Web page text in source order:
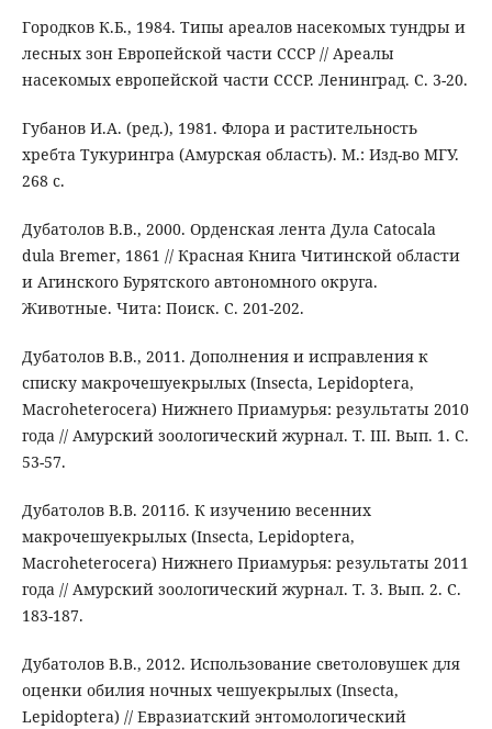
Городков К.Б., 1984. Типы ареалов насекомых тундры и
лесных зон Европейской части СССР // Ареалы
насекомых европейской части СССР. Ленинград. С. 3-20.
Губанов И.А. (ред.), 1981. Флора и растительность
хребта Тукурингра (Амурская область). М.: Изд-во МГУ.
268 с.
Дубатолов В.В., 2000. Орденская лента Дула Catocala
dula Bremer, 1861 // Красная Книга Читинской области
и Агинского Бурятского автономного округа.
Животные. Чита: Поиск. С. 201-202.
Дубатолов В.В., 2011. Дополнения и исправления к
списку макрочешуекрылых (Insecta, Lepidoptera,
Macroheterocera) Нижнего Приамурья: результаты 2010
года // Амурский зоологический журнал. Т. III. Вып. 1. С.
53-57.
Дубатолов В.В. 2011б. К изучению весенних
макрочешуекрылых (Insecta, Lepidoptera,
Macroheterocera) Нижнего Приамурья: результаты 2011
года // Амурский зоологический журнал. Т. 3. Вып. 2. С.
183-187.
Дубатолов В.В., 2012. Использование светоловушек для
оценки обилия ночных чешуекрылых (Insecta,
Lepidoptera) // Евразиатский энтомологический